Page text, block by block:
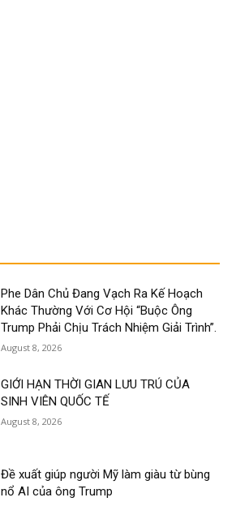
Phe Dân Chủ Đang Vạch Ra Kế Hoạch
Khác Thường Với Cơ Hội “Buộc Ông
Trump Phải Chịu Trách Nhiệm Giải Trình”.
August 8, 2026
GIỚI HẠN THỜI GIAN LƯU TRÚ CỦA
SINH VIÊN QUỐC TẾ
August 8, 2026
Đề xuất giúp người Mỹ làm giàu từ bùng
nổ AI của ông Trump